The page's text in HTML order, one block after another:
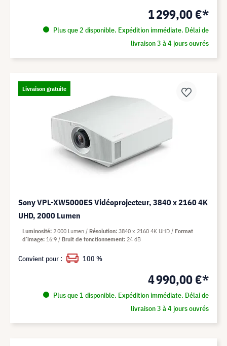
1 299,00 €*
Plus que 2 disponible. Expédition immédiate. Délai de
livraison 3 à 4 jours ouvrés
Livraison gratuite
Sony VPL-XW5000ES Vidéoprojecteur, 3840 x 2160 4K
UHD, 2000 Lumen
4 990,00 €*
Plus que 1 disponible. Expédition immédiate. Délai de
livraison 3 à 4 jours ouvrés
Luminosité 2 000 Lumen Résolution 3840 x 2160 4K UHD
Format
d’image 16:9 Bruit de fonctionnement 24 dB
Convient pour : 100 %